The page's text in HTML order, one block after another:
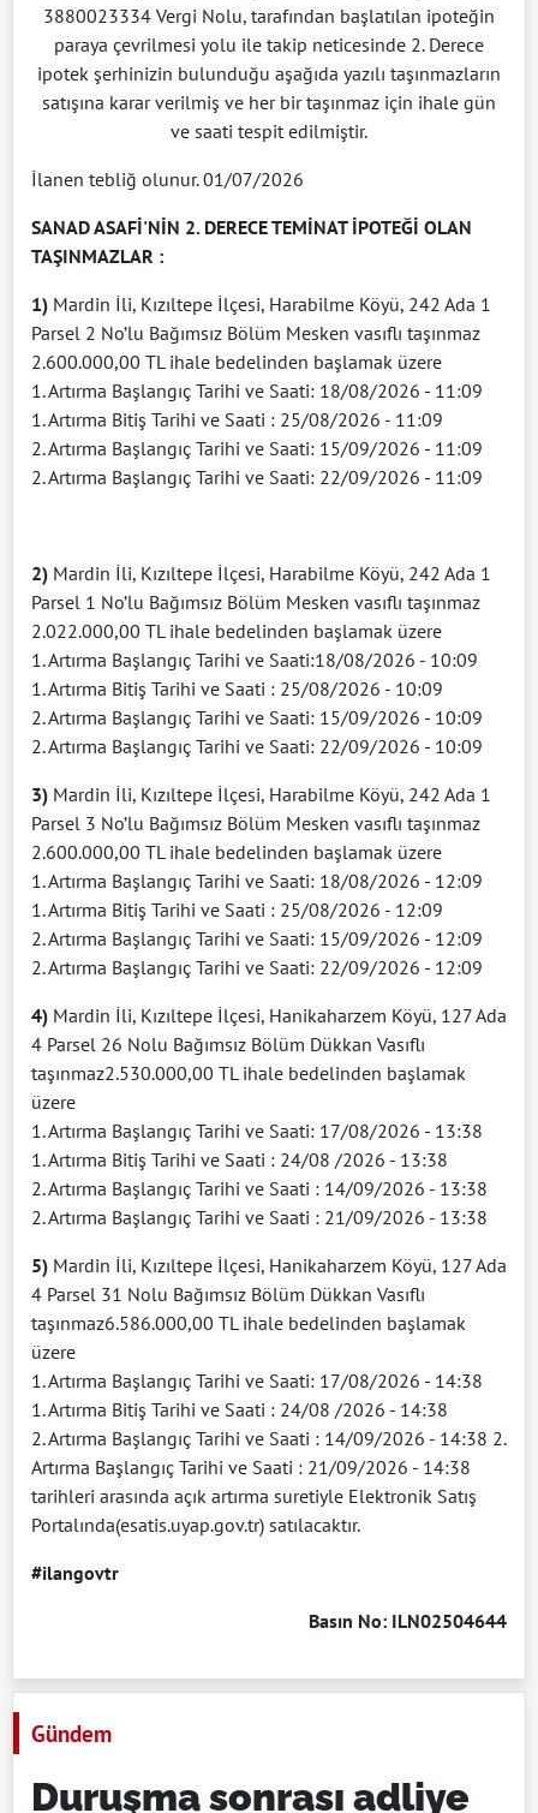
3880023334 Vergi Nolu, tarafından başlatılan ipoteğin
paraya çevrilmesi yolu ile takip neticesinde 2. Derece
ipotek şerhinizin bulunduğu aşağıda yazılı taşınmazların
satışına karar verilmiş ve her bir taşınmaz için ihale gün
ve saati tespit edilmiştir.
İlanen tebliğ olunur. 01/07/2026
SANAD ASAFİ'NİN 2. DERECE TEMİNAT İPOTEĞİ OLAN
TAŞINMAZLAR :
1) Mardin İli, Kızıltepe İlçesi, Harabilme Köyü, 242 Ada 1
Parsel 2 No’lu Bağımsız Bölüm Mesken vasıflı taşınmaz
2.600.000,00 TL ihale bedelinden başlamak üzere
1. Artırma Başlangıç Tarihi ve Saati: 18/08/2026 - 11:09
1. Artırma Bitiş Tarihi ve Saati : 25/08/2026 - 11:09
2. Artırma Başlangıç Tarihi ve Saati: 15/09/2026 - 11:09
2. Artırma Başlangıç Tarihi ve Saati: 22/09/2026 - 11:09
2) Mardin İli, Kızıltepe İlçesi, Harabilme Köyü, 242 Ada 1
Parsel 1 No’lu Bağımsız Bölüm Mesken vasıflı taşınmaz
2.022.000,00 TL ihale bedelinden başlamak üzere
1. Artırma Başlangıç Tarihi ve Saati:18/08/2026 - 10:09
1. Artırma Bitiş Tarihi ve Saati : 25/08/2026 - 10:09
2. Artırma Başlangıç Tarihi ve Saati: 15/09/2026 - 10:09
2. Artırma Başlangıç Tarihi ve Saati: 22/09/2026 - 10:09
3) Mardin İli, Kızıltepe İlçesi, Harabilme Köyü, 242 Ada 1
Parsel 3 No’lu Bağımsız Bölüm Mesken vasıflı taşınmaz
2.600.000,00 TL ihale bedelinden başlamak üzere
1. Artırma Başlangıç Tarihi ve Saati: 18/08/2026 - 12:09
1. Artırma Bitiş Tarihi ve Saati : 25/08/2026 - 12:09
2. Artırma Başlangıç Tarihi ve Saati: 15/09/2026 - 12:09
2. Artırma Başlangıç Tarihi ve Saati: 22/09/2026 - 12:09
4) Mardin İli, Kızıltepe İlçesi, Hanikaharzem Köyü, 127 Ada
4 Parsel 26 Nolu Bağımsız Bölüm Dükkan Vasıflı
taşınmaz2.530.000,00 TL ihale bedelinden başlamak
üzere
1. Artırma Başlangıç Tarihi ve Saati: 17/08/2026 - 13:38
1. Artırma Bitiş Tarihi ve Saati : 24/08 /2026 - 13:38
2. Artırma Başlangıç Tarihi ve Saati : 14/09/2026 - 13:38
2. Artırma Başlangıç Tarihi ve Saati : 21/09/2026 - 13:38
5) Mardin İli, Kızıltepe İlçesi, Hanikaharzem Köyü, 127 Ada
4 Parsel 31 Nolu Bağımsız Bölüm Dükkan Vasıflı
taşınmaz6.586.000,00 TL ihale bedelinden başlamak
üzere
1. Artırma Başlangıç Tarihi ve Saati: 17/08/2026 - 14:38
1. Artırma Bitiş Tarihi ve Saati : 24/08 /2026 - 14:38
2. Artırma Başlangıç Tarihi ve Saati : 14/09/2026 - 14:38 2.
Artırma Başlangıç Tarihi ve Saati : 21/09/2026 - 14:38
tarihleri arasında açık artırma suretiyle Elektronik Satış
Portalında(esatis.uyap.gov.tr) satılacaktır.
#ilangovtr
Basın No: ILN02504644
Gündem
Duruşma sonrası adliye